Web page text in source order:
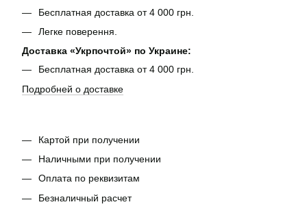
Бесплатная доставка от 4 000 грн.
Легке поверення.
Доставка «Укрпочтой» по Украине:
Бесплатная доставка от 4 000 грн.
Подробней о доставке
Картой при получении
Наличными при получении
Оплата по реквизитам
Безналичный расчет